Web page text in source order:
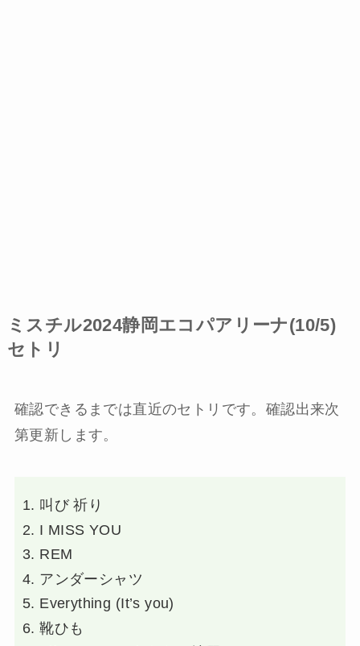
ミスチル2024静岡エコパアリーナ(10/5)
セトリ
確認できるまでは直近のセトリです。確認出来次
第更新します。
叫び 祈り
I MISS YOU
REM
アンダーシャツ
Everything (It’s you)
靴ひも